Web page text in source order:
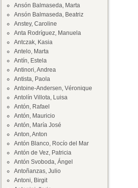
Ansón Balmaseda, Marta
Ansón Balmaseda, Beatriz
Anstey, Caroline
Anta Rodríguez, Manuela
Antczak, Kasia
Antelo, Marta
Antín, Estela
Antinori, Andrea
Antista, Paola
Antoine-Andersen, Véronique
Antolín Villota, Luisa
Antón, Rafael
Antón, Mauricio
Antón, María José
Anton, Anton
Antón Blanco, Rocío del Mar
Antón de Vez, Patricia
Antón Svoboda, Ángel
Antoñanzas, Julio
Antoni, Birgit